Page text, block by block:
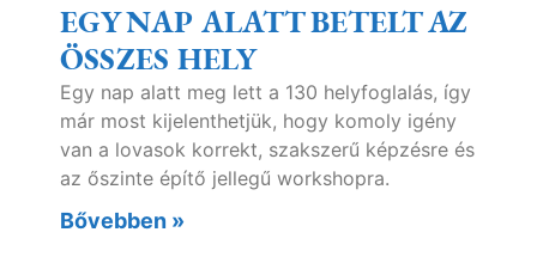
EGY NAP ALATT BETELT AZ
ÖSSZES HELY
Egy nap alatt meg lett a 130 helyfoglalás, így
már most kijelenthetjük, hogy komoly igény
van a lovasok korrekt, szakszerű képzésre és
az őszinte építő jellegű workshopra.
Bővebben »